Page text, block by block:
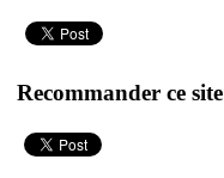
Recommander ce site